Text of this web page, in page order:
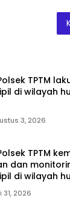
TPTM
di wilayah
3, 2026
TPTM
dan
di wilayah
31, 2026